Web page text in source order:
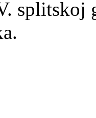
splitskoj